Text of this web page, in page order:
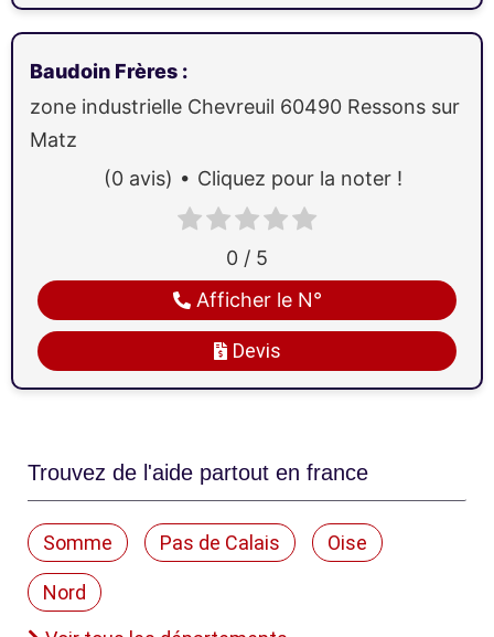
Baudoin Frères :
zone industrielle Chevreuil 60490 Ressons sur
Matz
Devis
Afficher le N°
0 / 5
(0 avis) Cliquez pour la noter !
Trouvez de l'aide partout en france
Somme Pas de Calais Oise
Nord